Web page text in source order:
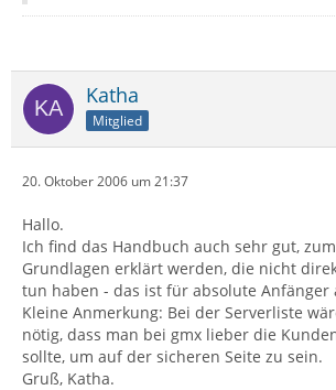
Katha
Mitglied
20. Oktober 2006 um 21:37
Hallo.
Ich find das Handbuch auch sehr gut,
Grundlagen erklärt werden, die nicht
tun haben - das ist für absolute Anfänger
Kleine Anmerkung: Bei der Serverliste
nötig, dass man bei gmx lieber die
sollte, um auf der sicheren Seite zu sein.
Gruß, Katha.